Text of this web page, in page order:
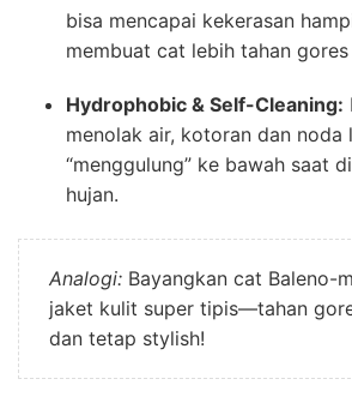
bisa mencapai kekerasan
membuat cat lebih tahan
Hydrophobic & Self-Cleaning:
menolak air, kotoran dan noda
“menggulung” ke bawah saat
hujan.
Analogi: Bayangkan cat Baleno-
jaket kulit super tipis—tahan
dan tetap stylish!